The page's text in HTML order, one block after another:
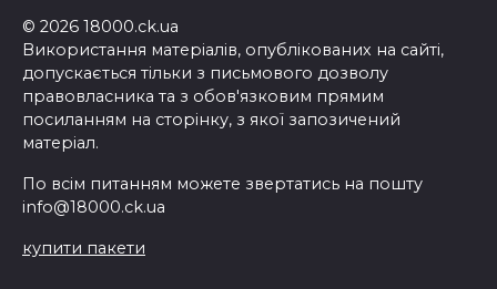
© 2026 18000.ck.ua
Використання матеріалів, опублікованих на сайті,
допускається тільки з письмового дозволу
правовласника та з обов'язковим прямим
посиланням на сторінку, з якої запозичений
матеріал.
По всім питанням можете звертатись на пошту
info@18000.ck.ua
купити пакети